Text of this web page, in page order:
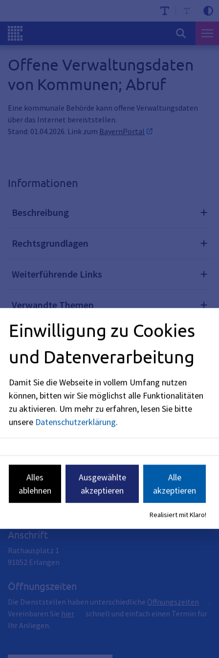
Offene Verwaltungsdaten
von Kommunen; Abruf
Eine kommunale Behörde kann offene Verwaltungsdaten
über das Internet bereiststellen.
Stand: 01.04.2026. Link zum BayernPortal
Informationen
Beschreibung
Rechtsgrundlagen
Weiterführende Links
Verwandte Themen
Hinweise
Redaktionell verantwortlich: Zentrale Redaktion
BayernPortal im Bayerischen Staatsministerium für
Digitales (siehe BayernPortal )
Stadt Erlangen
Das Dienstleistungsangebot der Stadt Erlangen ist breit
gefächert.
Hier finden Sie die einzelnen Fachdienststellen mit ihrem
Anschrift
Rathausplatz 1
91052 Erlangen
Öffnungszeiten
Die Dienststellen haben unterschiedliche Öffnungszeiten
.
Vereinbaren Sie hier
schnell und einfach einen Termin für
Ihr Anliegen.
Einwilligung zu Cookies
und Datenverarbeitung
Damit Sie die Webseite in vollem Umfang nutzen
können, bitten wir Sie möglichst alle Funktionalitäten
zu aktivieren. Um mehr zu erfahren, lesen Sie bitte
unsere Datenschutzerklärung.
Alles
ablehnen
Ausgewählte
akzeptieren
Alle
akzeptieren
Realisiert mit Klaro!